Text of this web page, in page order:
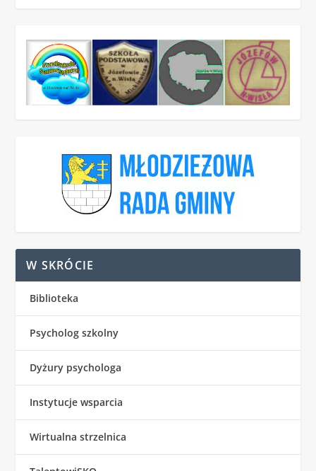
W SKRÓCIE
Biblioteka
Psycholog szkolny
Dyżury psychologa
Instytucje wsparcia
Wirtualna strzelnica